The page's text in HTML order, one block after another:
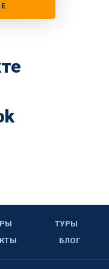
ТУРЫ
БЛОГ